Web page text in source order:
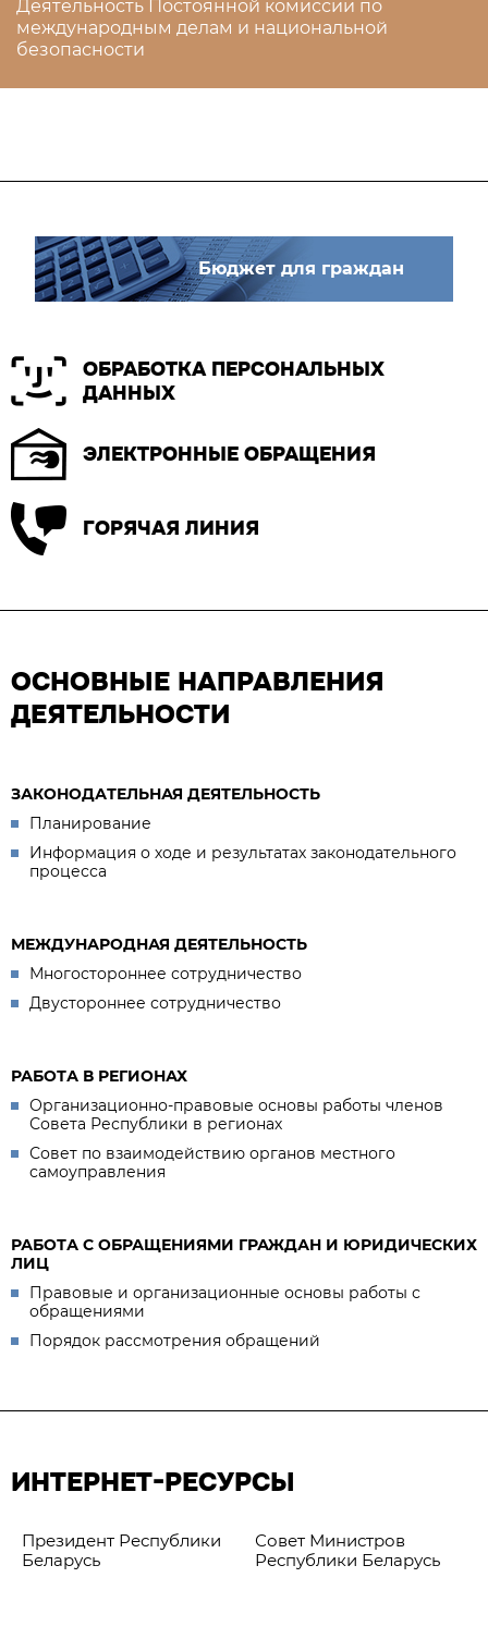
Деятельность Постоянной комиссии по
международным делам и национальной
безопасности
Бюджет для граждан
ОБРАБОТКА ПЕРСОНАЛЬНЫХ
ДАННЫХ
ЭЛЕКТРОННЫЕ ОБРАЩЕНИЯ
ГОРЯЧАЯ ЛИНИЯ
ОСНОВНЫЕ НАПРАВЛЕНИЯ
ДЕЯТЕЛЬНОСТИ
ЗАКОНОДАТЕЛЬНАЯ ДЕЯТЕЛЬНОСТЬ
Планирование
Информация о ходе и результатах законодательного
процесса
МЕЖДУНАРОДНАЯ ДЕЯТЕЛЬНОСТЬ
Многостороннее сотрудничество
Двустороннее сотрудничество
РАБОТА В РЕГИОНАХ
Организационно-правовые основы работы членов
Совета Республики в регионах
Совет по взаимодействию органов местного
самоуправления
РАБОТА С ОБРАЩЕНИЯМИ ГРАЖДАН И ЮРИДИЧЕСКИХ
ЛИЦ
Правовые и организационные основы работы с
обращениями
Порядок рассмотрения обращений
ИНТЕРНЕТ-РЕСУРСЫ
Президент Республики
Беларусь
Совет Министров
Республики Беларусь